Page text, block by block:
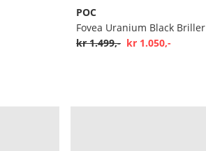
POC
Fovea Uranium Black Briller
kr 1.499,- kr 1.050,-